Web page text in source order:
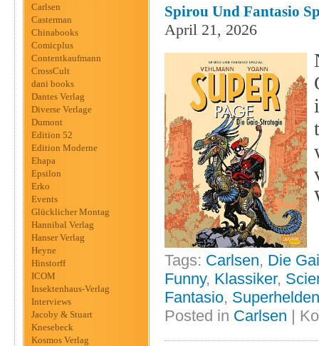
Carlsen
Casterman
Chinabooks
Comicplus
Contentkaufmann
CrossCult
dani books
Dantes Verlag
Diverse Verlage
Dumont
Edition 52
Edition Moderne
Ehapa
Epsilon
Erko
Events
Glücklicher Montag
Hannibal Verlag
Hanser Verlag
Heyne
Hinstorff
ICOM
Insektenhaus-Verlag
Interviews
Jacoby & Stuart
Knesebeck
Kosmos Verlag
Spirou Und Fantasio
April 21, 2026
Tags: Carlsen, Die
Funny, Klassiker,
Fantasio, Superhelden
Posted in Carlsen |